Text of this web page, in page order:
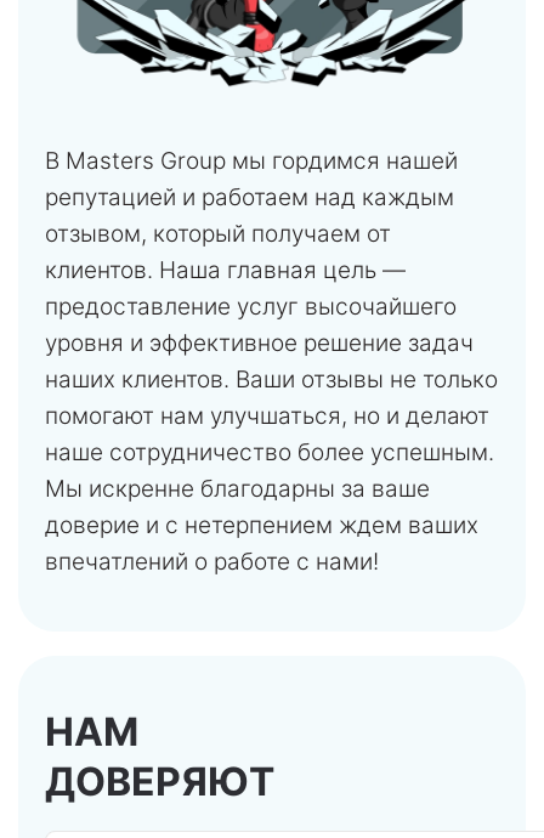
В Masters Group мы гордимся нашей
репутацией и работаем над каждым
отзывом, который получаем от
клиентов. Наша главная цель —
предоставление услуг высочайшего
уровня и эффективное решение задач
наших клиентов. Ваши отзывы не только
помогают нам улучшаться, но и делают
наше сотрудничество более успешным.
Мы искренне благодарны за ваше
доверие и с нетерпением ждем ваших
впечатлений о работе с нами!
НАМ
ДОВЕРЯЮТ